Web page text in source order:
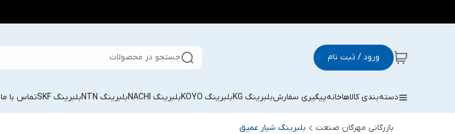
ورود / ثبت نام جستجو در محصولات
دسته‌بندی کالاهاخانهپیگیری سفارشبلبرینگ KG بلبرینگ KOYO بلبرینگ NACHI بلبرینگ NTN بلبرینگ SKF تماس با ما
بازرگانی مهرگان صنعت بلبرینگ شیار عمیق